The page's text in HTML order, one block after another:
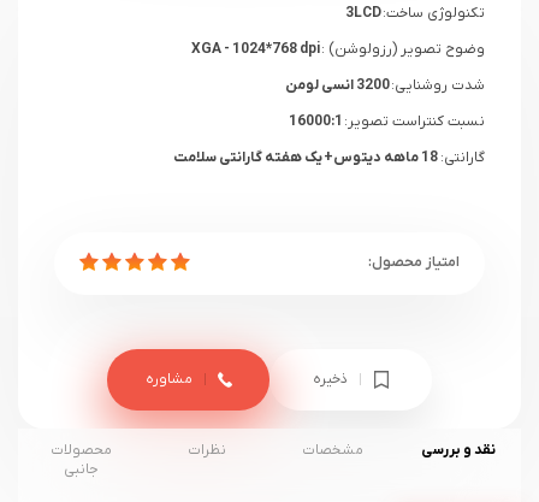
تکنولوژی ساخت:3LCD
وضوح تصویر (رزولوشن) :
شدت روشنایی:3200 انسی لومن
نسبت کنتراست تصویر:
گارانتی:
ذخیره مشاوره
نقد و بررسی مشخصات نظرات
محصولات
جانبی